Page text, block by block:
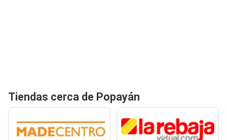
Tiendas cerca de Popayán